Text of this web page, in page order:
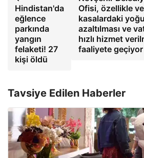
Hindistan'da
eğlence
parkında
yangın
felaketi! 27
kişi öldü
Ofisi, özellikle
kasalardaki
azaltılması ve
hızlı hizmet
faaliyete
Tavsiye Edilen Haberler